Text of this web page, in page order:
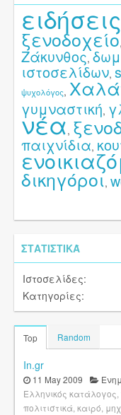
ειδήσεις
ξενοδοχείο,
Ζάκυνθος,
ιστοσελίδων,
ψυχολόγος,
γυμναστική,
νέα,
παιχνίδια,
δικηγόροι,
ΣΤΑΤΙΣΤΙΚΆ
Ιστοσελίδες:
Κατηγορίες:
Top Random
In.gr
11 May 2009
Ελληνικός
πολιτιστικά, καιρό,